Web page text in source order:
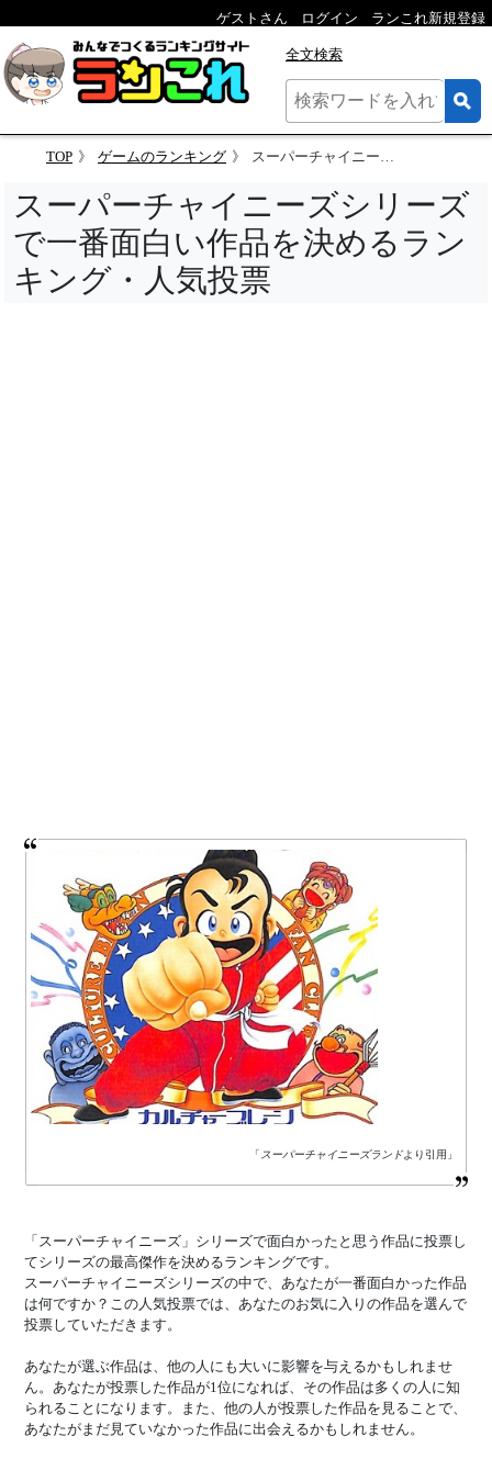
ゲストさん ログイン ランこれ新規登録
全文検索
TOP ゲームのランキング スーパーチャイニーズシリーズで一番面白い作品を決めるランキング
スーパーチャイニーズシリーズ
で一番面白い作品を決めるラン
キング・人気投票
「 スーパーチャイニーズランドより引用」
「スーパーチャイニーズ」シリーズで面白かったと思う作品に投票し
てシリーズの最高傑作を決めるランキングです。
スーパーチャイニーズシリーズの中で、あなたが一番面白かった作品
は何ですか？この人気投票では、あなたのお気に入りの作品を選んで
投票していただきます。
あなたが選ぶ作品は、他の人にも大いに影響を与えるかもしれませ
ん。あなたが投票した作品が1位になれば、その作品は多くの人に知
られることになります。また、他の人が投票した作品を見ることで、
あなたがまだ見ていなかった作品に出会えるかもしれません。